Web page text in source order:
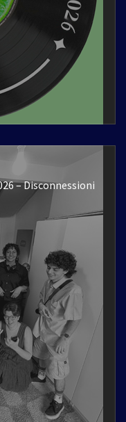
– Disconnessioni